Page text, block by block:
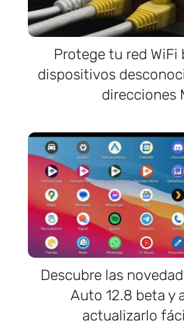
Protege tu red WiFi
dispositivos
direcciones
Descubre las
Auto 12.8 beta y
actualizarlo